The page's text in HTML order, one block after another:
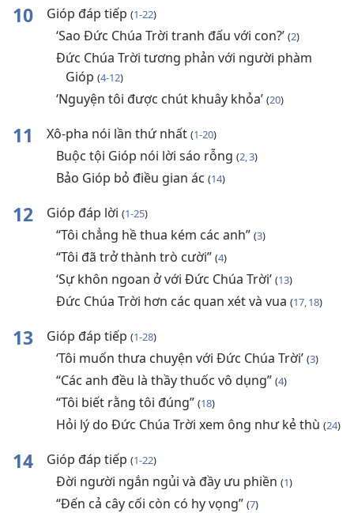
10 Gióp đáp tiếp (1-22)
‘Sao Đức Chúa Trời tranh đấu với con?’ (2)
Đức Chúa Trời tương phản với người phàm
Gióp (4-12)
‘Nguyện tôi được chút khuây khỏa’ (20)
11 Xô-pha nói lần thứ nhất (1-20)
Buộc tội Gióp nói lời sáo rỗng (2, 3)
Bảo Gióp bỏ điều gian ác (14)
12 Gióp đáp lời (1-25)
“Tôi chẳng hề thua kém các anh” (3)
“Tôi đã trở thành trò cười” (4)
‘Sự khôn ngoan ở với Đức Chúa Trời’ (13)
Đức Chúa Trời hơn các quan xét và vua (17, 18)
13 Gióp đáp tiếp (1-28)
‘Tôi muốn thưa chuyện với Đức Chúa Trời’ (3)
“Các anh đều là thầy thuốc vô dụng” (4)
“Tôi biết rằng tôi đúng” (18)
Hỏi lý do Đức Chúa Trời xem ông như kẻ thù (24)
14 Gióp đáp tiếp (1-22)
Đời người ngắn ngủi và đầy ưu phiền (1)
“Đến cả cây cối còn có hy vọng” (7)